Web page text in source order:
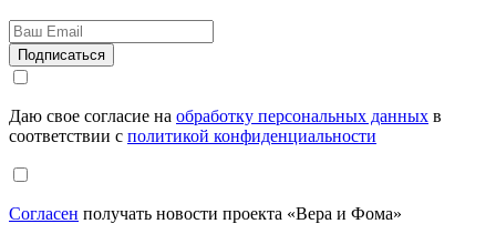
Даю свое согласие на обработку персональных данных в
соответствии с политикой конфиденциальности
Согласен получать новости проекта «Вера и Фома»